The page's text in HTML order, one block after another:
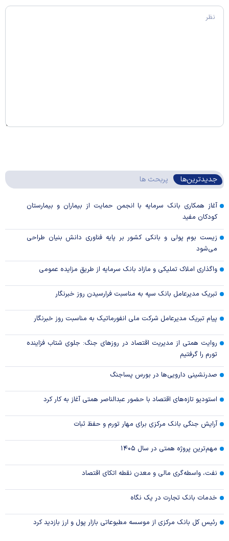
جدیدترین‌ها پربحث ها
آغاز همکاری بانک سرمایه با انجمن حمایت از بیماران و بیمارستان
کودکان مفید
زیست بوم پولی و بانکی کشور بر پایه فناوری دانش بنیان طراحی
می‌شود
واگذاری املاک تملیکی و مازاد بانک سرمایه از طریق مزایده عمومی
تبریک مدیرعامل بانک سپه به مناسبت فرارسیدن روز خبرنگار
پیام تبریک مدیرعامل شرکت ملی انفورماتیک به مناسبت روز خبرنگار
روایت همتی از مدیریت اقتصاد در روزهای جنگ: جلوی شتاب فزاینده
تورم را گرفتیم
صدرنشینی دارویی‌ها در بورس پساجنگ
استودیو تازه‌های اقتصاد با حضور عبدالناصر همتی آغاز به کار کرد
آرایش جنگی بانک مرکزی برای مهار تورم و حفظ ثبات
مهم‌ترین پروژه همتی در سال ۱۴۰۵
نفت، واسطه‌گری مالی و معدن نقطه اتکای اقتصاد
خدمات بانک تجارت در یک نگاه
رئیس کل بانک مرکزی از موسسه مطبوعاتی بازار پول و ارز بازدید کرد